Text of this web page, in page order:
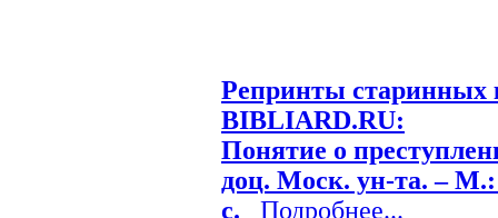
Репринты старинных
BIBLIARD.RU:
Понятие о
доц. Моск. ун-та. – М.:
с. Подробнее...